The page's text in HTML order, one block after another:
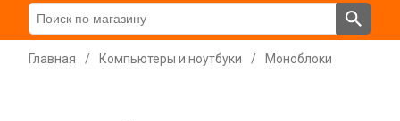
Главная / Компьютеры и ноутбуки / Моноблоки